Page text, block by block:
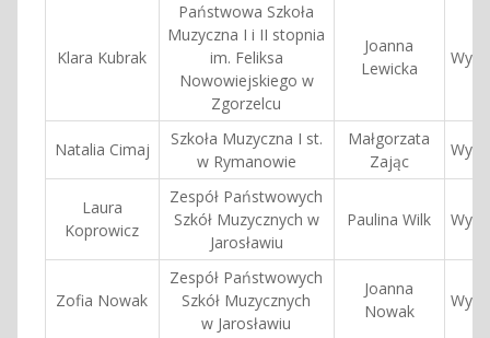
Klara Kubrak
Państwowa Szkoła
Muzyczna I i II stopnia
im. Feliksa
Nowowiejskiego w
Zgorzelcu
Joanna
Lewicka
Natalia Cimaj
Szkoła Muzyczna I st.
w Rymanowie
Małgorzata
Zając
Laura
Koprowicz
Zespół Państwowych
Szkół Muzycznych w
Jarosławiu
Paulina Wilk
Zofia Nowak
Zespół Państwowych
Szkół Muzycznych
w Jarosławiu
Joanna
Nowak